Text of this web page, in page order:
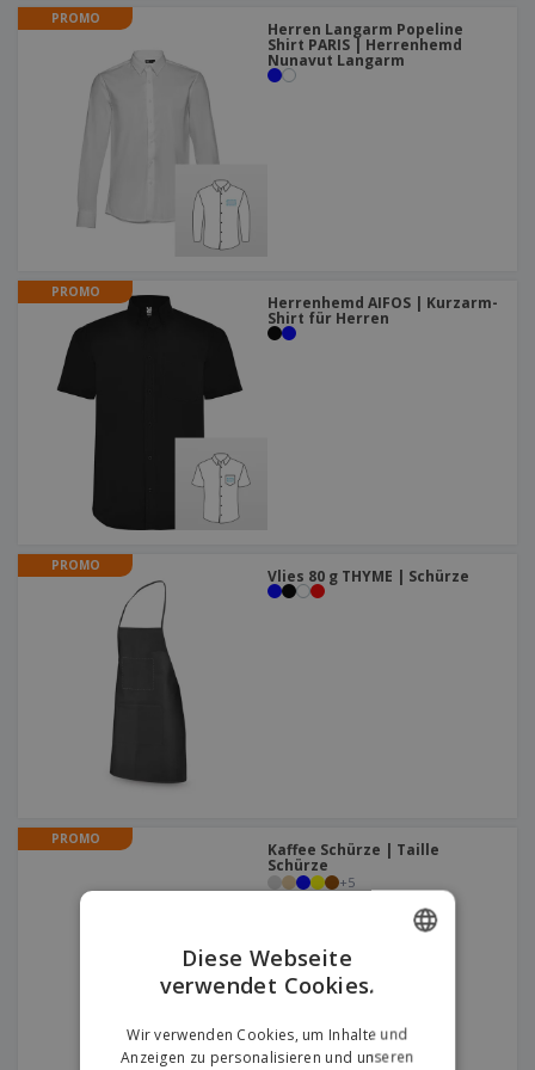
PROMO
Herren Langarm Popeline
Shirt PARIS | Herrenhemd
Nunavut Langarm
PROMO
Herrenhemd AIFOS | Kurzarm-
Shirt für Herren
PROMO
Vlies 80 g THYME | Schürze
PROMO
Kaffee Schürze | Taille
Schürze
+5
ENGLISH
Diese Webseite
verwendet Cookies.
Wir verwenden Cookies, um Inhalte und
Anzeigen zu personalisieren und unseren